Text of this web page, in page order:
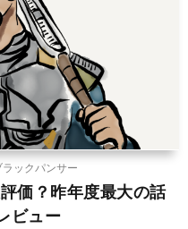
ラックパンサー
価？昨年度最大の話
ビュー